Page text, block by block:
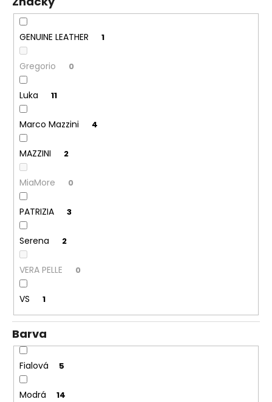
ů
GENUINE LEATHER 1
Gregorio 0
Luka 11
Marco Mazzini 4
MAZZINI 2
MiaMore 0
PATRIZIA 3
Serena 2
VERA PELLE 0
VS 1
Barva
Fialová 5
Modrá 14